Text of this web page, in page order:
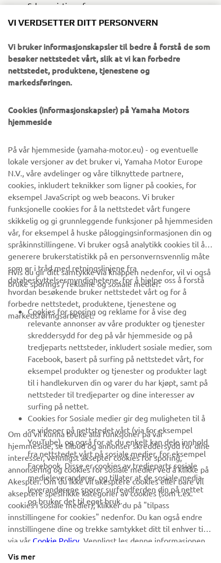
Srl, consisting of:
LED flashing beacon mounted on a telescopic pole
integrated in the standard windscreen
Sound kit consisting of a pair of neodymium
speakers with lowered profile, master and slave,
equipped with an electronic module
Integrated two-tone siren, emergency / rescue
Management system with waterproof push-button
panel equipped with backlit buttons
If you want to know more about this project, visit the
Userssection.
WATCH THE VIDEO
VIRKSOMHET
B2B
UTFORSK YAMAHA
FAQ & SUPPORT
NYHETSBREV
Vær den første til å lære om de siste tilbudene, spesielle
arrangementer, nye utgivelser og mye mer
ABONNER
Les vår personvernerklæring for å lære hvordan vi behandler dine
personopplysninger:
Retningslinjer for Personvern
Norway (Norwegian)
VI VERDSETTER DITT PERSONVERN
Vi bruker informasjonskapsler til bedre å forstå de som
besøker nettstedet vårt, slik at vi kan forbedre
nettstedet, produktene, tjenestene og
markedsføringen.
Cookies (informasjonskapsler) på Yamaha Motors
hjemmeside
På vår hjemmeside (yamaha-motor.eu) - og eventuelle
lokale versjoner av det bruker vi, Yamaha Motor Europe
N.V., våre avdelinger og våre tilknyttede partnere,
cookies, inkludert teknikker som ligner på cookies, for
eksempel JavaScript og web beacons. Vi bruker
funksjonelle cookies for å la nettstedet vårt fungere
skikkelig og gi grunnleggende funksjoner på hjemmesiden
vår, for eksempel å huske påloggingsinformasjonen din og
språkinnstillingene. Vi bruker også analytikk cookies til å
generere brukerstatistikk på en personvernsvennlig måte
som er i tråd med retningslinjene fra
databeskyttelsesmyndighetene, for å hjelpe oss å forstå
hvordan besøkende bruker nettstedet vårt og for å
forbedre nettstedet, produktene, tjenestene og
markedsføringsarbeidet.
Hvis du gir ditt samtykke via knappen nedenfor, vil vi også
bruke sporings / reklame og sosiale medier:
Cookies for sporing og reklame for å vise deg
relevante annonser av våre produkter og tjenester
skreddersydd for deg på vår hjemmeside og på
tredjeparts nettsteder, inkludert sosiale medier, som
Facebook, basert på surfing på nettstedet vårt, for
eksempel produkter og tjenester og produkter lagt
til i handlekurven din og varer du har kjøpt, samt på
nettsteder til tredjeparter og dine interesser av
surfing på nettet.
Cookies for Sosiale medier gir deg muligheten til å
se videoer på nettstedet vårt (via for eksempel
YouTube), og også for at du enkelt kan dele innhold
fra nettstedet vårt på sosiale medier, for eksempel
Facebook. Disse er cookies av tredjeparts sosiale
medieleverandører, og tillater at de sosiale media-
leverandørene sporer surfeadferden din på nettet
og bruker det til eget bruk.
Om du vil kunna bruke alla funksjoner på vår
hjemmeside, se tilbud og annonser skreddersydd for dine
interesser, vennligst aksepter cookies for sporing,
annonsering og cookies for sosiale medier ved å klikke på
Akespter. Om du ikke vil akesptere cookies eller bare vil
akseptere spesifikke kategorier av cookies (som t.ex.
cookies i sosiale medier), klikker du på "tilpass
innstillingene for cookies" nedenfor. Du kan også endre
innstillingene dine og trekke samtykket ditt til enhver tid
via vår Cookie Policy . Vennligst les denne informasjonen
for å lære mer om cookies vi bruker og hvordan vi
Vis mer